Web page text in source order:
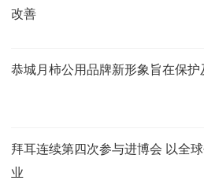
改善
恭城月柿公用品牌新形象旨在保
拜耳连续第四次参与进博会 以全
业